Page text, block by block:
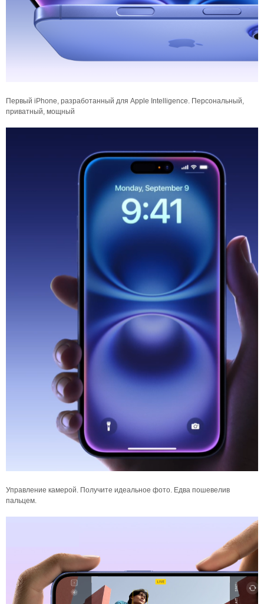
Первый iPhone, разработанный для Apple Intelligence. Персональный,
приватный, мощный
Управление камерой. Получите идеальное фото. Едва пошевелив
пальцем.